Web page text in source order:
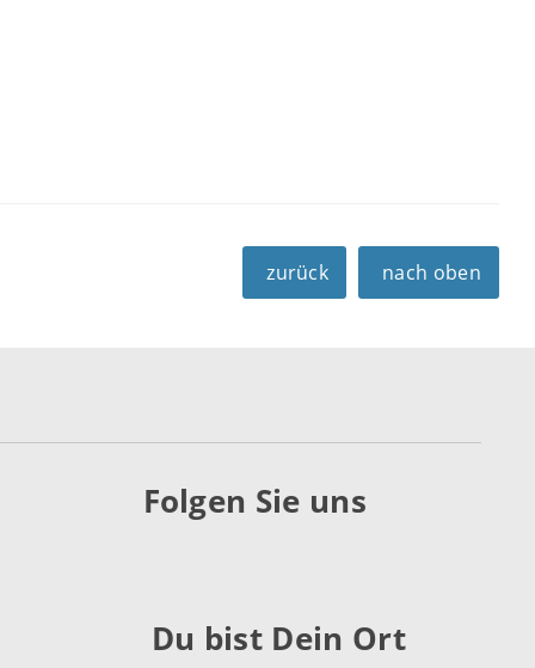
zurück nach oben
Folgen Sie uns
Du bist Dein Ort